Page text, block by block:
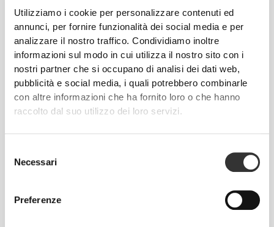
Utilizziamo i cookie per personalizzare contenuti ed
annunci, per fornire funzionalità dei social media e per
analizzare il nostro traffico. Condividiamo inoltre
informazioni sul modo in cui utilizza il nostro sito con i
nostri partner che si occupano di analisi dei dati web,
pubblicità e social media, i quali potrebbero combinarle
con altre informazioni che ha fornito loro o che hanno
raccolto dal suo utilizzo dei loro servizi.
delNecessari
Preferenze
PEACHPERFECT
visivamente le curve, permettendoti tutta la libertà di
avere il tuo migliore aspetto, mentre ti alleni per